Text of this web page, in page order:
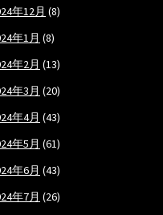
年12月 (8)
年1月 (8)
年2月 (13)
年3月 (20)
年4月 (43)
年5月 (61)
年6月 (43)
年7月 (26)